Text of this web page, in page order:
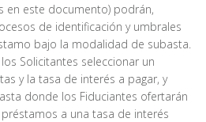
en este documento) podrán,
de identificación y umbrales
bajo la modalidad de subasta.
Solicitantes seleccionar un
y la tasa de interés a pagar, y
donde los Fiduciantes ofertarán
a una tasa de interés